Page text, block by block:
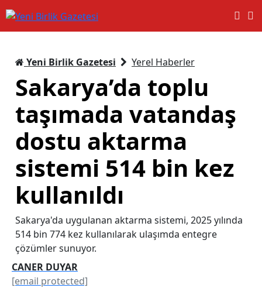
Yeni Birlik Gazetesi Yerel Haberler
Sakarya’da toplu
taşımada vatandaş
dostu aktarma
sistemi 514 bin kez
kullanıldı
Sakarya'da uygulanan aktarma sistemi, 2025 yılında
514 bin 774 kez kullanılarak ulaşımda entegre
çözümler sunuyor.
CANER DUYAR
[email protected]